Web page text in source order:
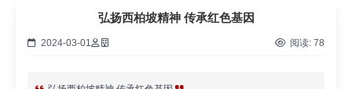
弘扬西柏坡精神 传承红色基因
2024-03-01 阅读: 78